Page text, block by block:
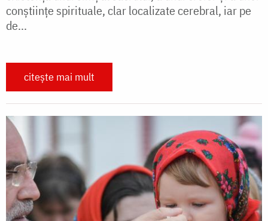
conștiințe spirituale, clar localizate cerebral, iar pe
de...
citește mai mult